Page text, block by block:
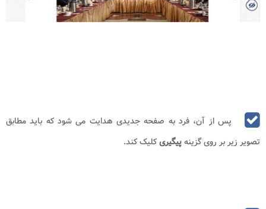
پس از آن، فرد به صفحه جدیدی هدایت می شود که باید مطابق
تصویر زیر بر روی گزینهپیگیریکلیک کند.